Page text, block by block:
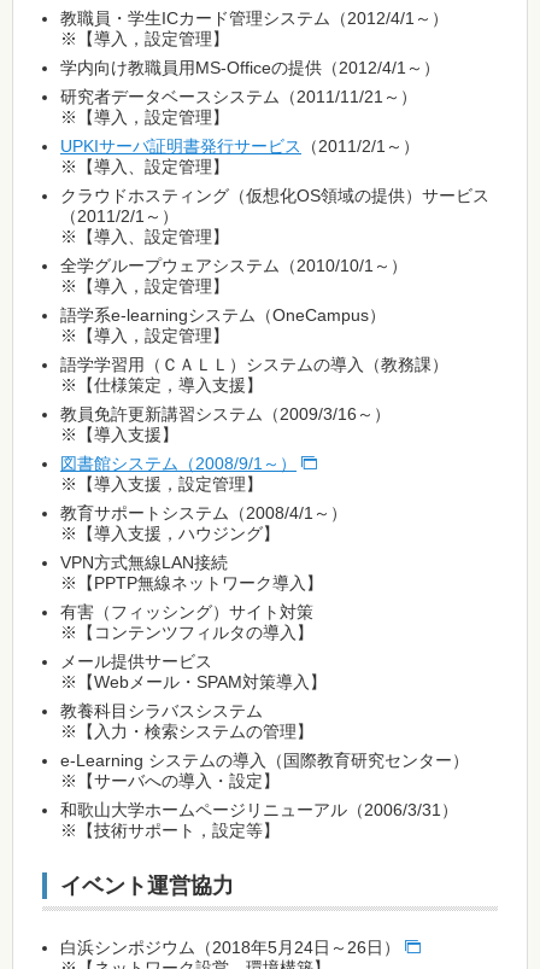
教職員・学生ICカード管理システム（2012/4/1～）
※【導入，設定管理】
学内向け教職員用MS-Officeの提供（2012/4/1～）
研究者データベースシステム（2011/11/21～）
※【導入，設定管理】
UPKIサーバ証明書発行サービス
（2011/2/1～）
※【導入、設定管理】
クラウドホスティング（仮想化OS領域の提供）サービス
（2011/2/1～）
※【導入、設定管理】
全学グループウェアシステム（2010/10/1～）
※【導入，設定管理】
語学系e-learningシステム（OneCampus）
※【導入，設定管理】
語学学習用（ＣＡＬＬ）システムの導入（教務課）
※【仕様策定，導入支援】
教員免許更新講習システム（2009/3/16～）
※【導入支援】
図書館システム（2008/9/1～）
※【導入支援，設定管理】
教育サポートシステム（2008/4/1～）
※【導入支援，ハウジング】
VPN方式無線LAN接続
※【PPTP無線ネットワーク導入】
有害（フィッシング）サイト対策
※【コンテンツフィルタの導入】
メール提供サービス
※【Webメール・SPAM対策導入】
教養科目シラバスシステム
※【入力・検索システムの管理】
e-Learning システムの導入（国際教育研究センター）
※【サーバへの導入・設定】
和歌山大学ホームページリニューアル（2006/3/31）
※【技術サポート，設定等】
イベント運営協力
白浜シンポジウム（2018年5月24日～26日）